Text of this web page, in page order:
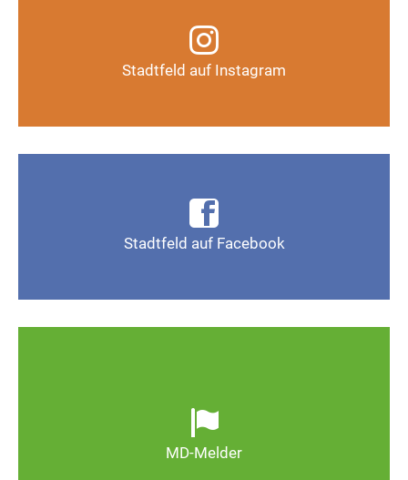
Stadtfeld auf Instagram
Instagram-Kanal
Auf Instagram folgen
Stadtfeld auf Facebook
Seite Magdeburg-Stadtfeld
MD-Melder
wild entsorgter Müll. Melden Sie Mängel, damit
Magdeburg schöner und lebenswerter wird.